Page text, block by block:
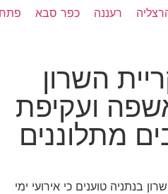
רעננה כפר סבא
השרון
ועקיפת
מתלוננים
בנתניה טוענים כי אירועי ימי